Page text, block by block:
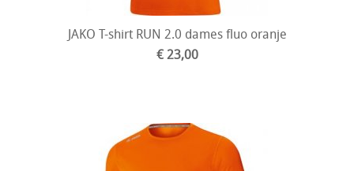
JAKO T-shirt RUN 2.0 dames fluo oranje
€ 23,00